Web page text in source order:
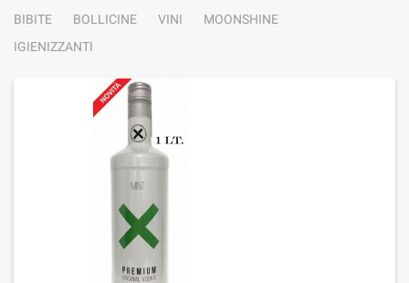
BIBITE
BOLLICINE VINI
MOONSHINE
IGIENIZZANTI